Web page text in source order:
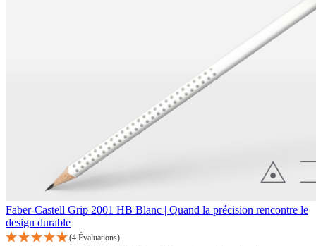
Faber-Castell Grip 2001 HB Blanc | Quand la précision rencontre le
design durable
(4 Évaluations)